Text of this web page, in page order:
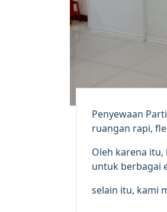
Penyewaan
ruangan rapi,
Oleh karena itu,
untuk berbagai
selain itu, kami